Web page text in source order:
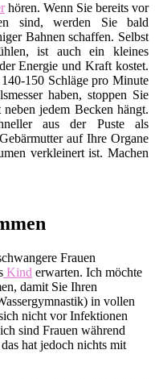
hören. Wenn Sie bereits vor
sind, werden Sie bald
Bahnen schaffen. Selbst
ist auch ein kleines
Energie und Kraft kostet.
150 Schläge pro Minute
haben, stoppen Sie
jedem Becken hängt.
aus der Puste als
auf Ihre Organe
verkleinert ist. Machen
Frauen
Kind erwarten. Ich möchte
damit Sie Ihren
in vollen
nicht vor Infektionen
sind Frauen während
hat jedoch nichts mit